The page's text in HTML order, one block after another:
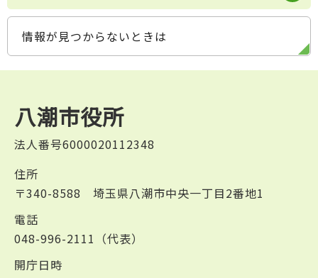
情報が見つからないときは
八潮市役所
法人番号6000020112348
住所
〒340-8588 埼玉県八潮市中央一丁目2番地1
電話
048-996-2111（代表）
開庁日時